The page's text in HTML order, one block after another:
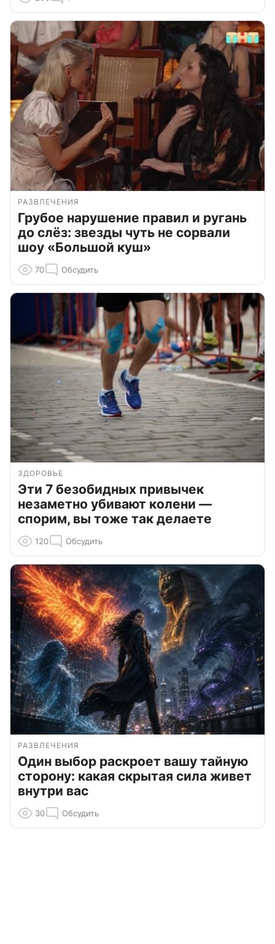
РАЗВЛЕЧЕНИЯ
Грубое нарушение правил и ругань
до слёз: звезды чуть не сорвали
шоу «Большой куш»
70 Обсудить
ЗДОРОВЬЕ
Эти 7 безобидных привычек
незаметно убивают колени —
спорим, вы тоже так делаете
120 Обсудить
РАЗВЛЕЧЕНИЯ
Один выбор раскроет вашу тайную
сторону: какая скрытая сила живет
внутри вас
30 Обсудить